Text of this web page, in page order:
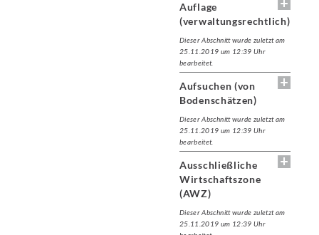
Auflage
(verwaltungsrechtlich)
Dieser Abschnitt wurde zuletzt am
25.11.2019 um 12:39 Uhr
bearbeitet.
Aufsuchen (von
Bodenschätzen)
Dieser Abschnitt wurde zuletzt am
25.11.2019 um 12:39 Uhr
bearbeitet.
Ausschließliche
Wirtschaftszone
(AWZ)
Dieser Abschnitt wurde zuletzt am
25.11.2019 um 12:39 Uhr